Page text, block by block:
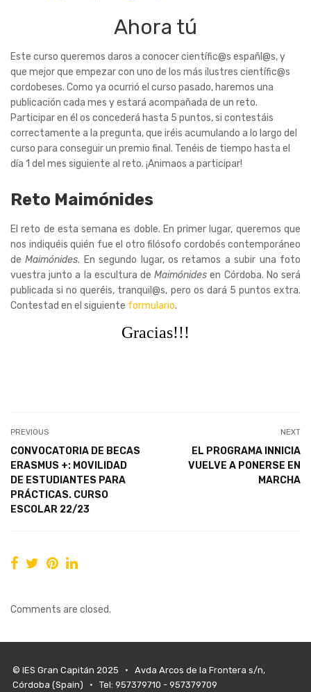
Ahora tú
Este curso queremos daros a conocer científic@s españl@s, y
que mejor que empezar con uno de los más ilustres científic@s
cordobeses. Como ya ocurrió el curso pasado, haremos una
publicación cada mes y estará acompañada de un reto.
Participar en él os concederá hasta 5 puntos, si contestáis
correctamente a la pregunta, que iréis acumulando a lo largo del
curso para conseguir un premio final. Tenéis de tiempo hasta el
día 1 del mes siguiente al reto. ¡Animaos a participar!
Reto Maimónides
El reto de esta semana es doble. En primer lugar, queremos que
nos indiquéis quién fue el otro filósofo cordobés contemporáneo
deMaimónides. En segundo lugar, os retamos a subir una foto
vuestra junto a la escultura deMaimónides en Córdoba. No será
publicada si no queréis, tranquil@s, pero os dará 5 puntos extra.
Contestad en el siguiente formulario.
Gracias!!!
PREVIOUS
CONVOCATORIA DE BECAS
ERASMUS +: MOVILIDAD
DE ESTUDIANTES PARA
PRÁCTICAS. CURSO
ESCOLAR 22/23
NEXT
EL PROGRAMA INNICIA
VUELVE A PONERSE EN
MARCHA
Comments are closed.
© IES Gran Capitán 2025 • Avda Arcos de la Frontera s/n,
Córdoba (Spain) • Tel: 957379710 - 957379709